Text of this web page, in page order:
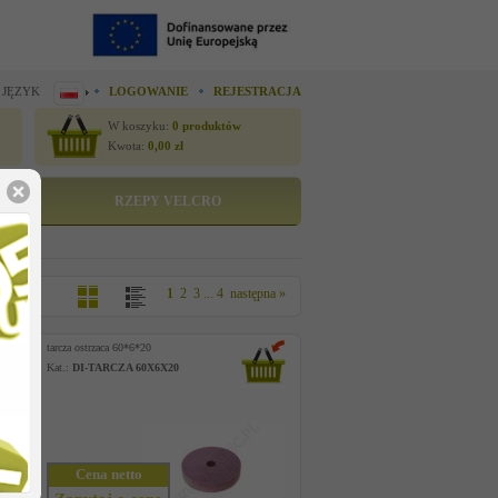
LOGOWANIE REJESTRACJA
W koszyku: 0 produktów
Kwota: 0,00 zł
RZEPY VELCRO
1 2 3 ... 4 następna »
tarcza ostrzaca 60*6*20
Kat.: DI-TARCZA 60X6X20
Cena netto